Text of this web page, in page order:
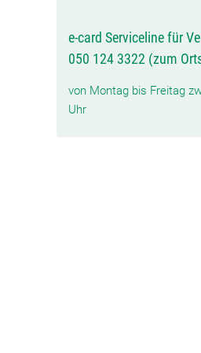
e-card Serviceline für
050 124 3322 (zum
von Montag bis Freitag
Uhr